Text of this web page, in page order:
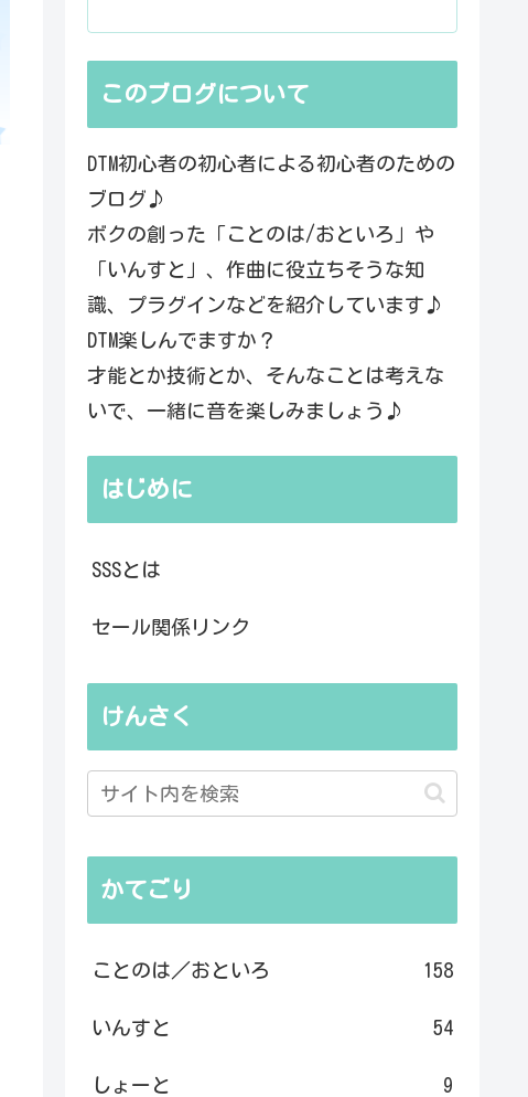
このブログについて
DTM初心者の初心者による初心者のための
ブログ♪
ボクの創った「ことのは/おといろ」や
「いんすと」、作曲に役立ちそうな知
識、プラグインなどを紹介しています♪
DTM楽しんでますか？
才能とか技術とか、そんなことは考えな
いで、一緒に音を楽しみましょう♪
はじめに
SSSとは
セール関係リンク
けんさく
かてごり
ことのは／おといろ 158
いんすと 54
しょーと 9